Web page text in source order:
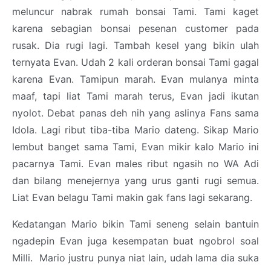
meluncur nabrak rumah bonsai Tami. Tami kaget
karena sebagian bonsai pesenan customer pada
rusak. Dia rugi lagi. Tambah kesel yang bikin ulah
ternyata Evan. Udah 2 kali orderan bonsai Tami gagal
karena Evan. Tamipun marah. Evan mulanya minta
maaf, tapi liat Tami marah terus, Evan jadi ikutan
nyolot. Debat panas deh nih yang aslinya Fans sama
Idola. Lagi ribut tiba-tiba Mario dateng. Sikap Mario
lembut banget sama Tami, Evan mikir kalo Mario ini
pacarnya Tami. Evan males ribut ngasih no WA Adi
dan bilang menejernya yang urus ganti rugi semua.
Liat Evan belagu Tami makin gak fans lagi sekarang.
Kedatangan Mario bikin Tami seneng selain bantuin
ngadepin Evan juga kesempatan buat ngobrol soal
Milli. Mario justru punya niat lain, udah lama dia suka